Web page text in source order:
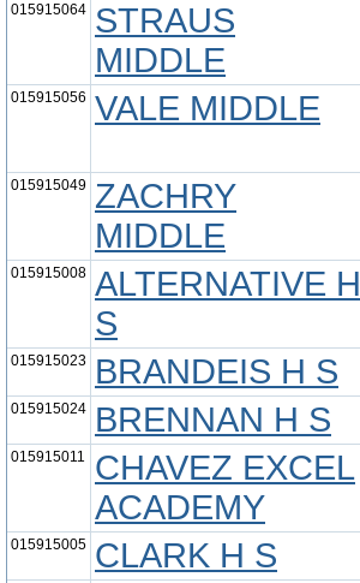
015915064 STRAUS
MIDDLE
015915056 VALE MIDDLE
015915049 ZACHRY
MIDDLE
015915008 ALTERNATIVE H
S
015915023 BRANDEIS H S
015915024 BRENNAN H S
015915011
CHAVEZ EXCEL
ACADEMY
015915005 CLARK H S